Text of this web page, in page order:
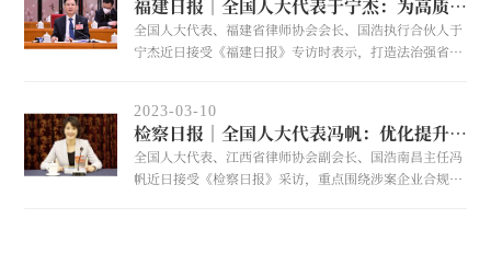
日发布相关报道，阅读量近40万。让我们跟随媒体报道，
一睹精彩实况！
福建日报｜全国人大代表于宁杰：为高质量发展夯实法治“软基建”
全国人大代表、福建省律师协会会长、国浩执行合伙人于
宁杰近日接受《福建日报》专访时表示，打造法治强省，
2023-03-10
检察日报｜全国人大代表冯帆：优化提升法治化营商环境
全国人大代表、江西省律师协会副会长、国浩南昌主任冯
帆近日接受《检察日报》采访，重点围绕涉案企业合规改